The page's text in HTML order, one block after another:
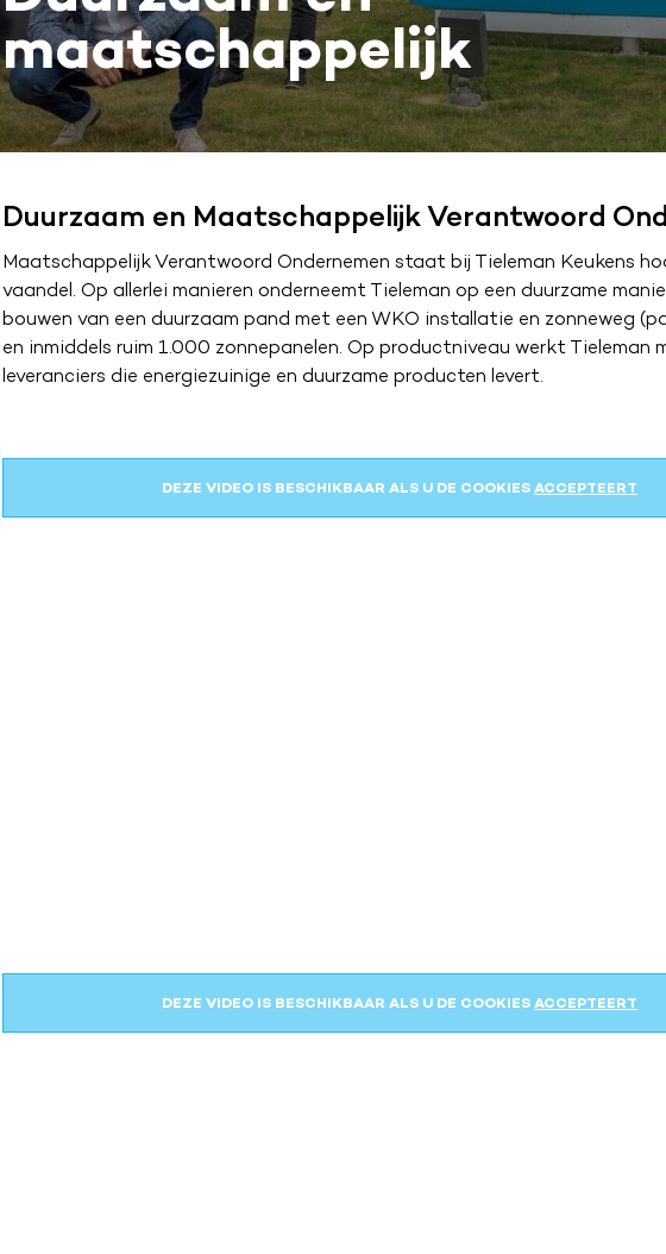
maatschappelijk
Duurzaam en Maatschappelijk Verantwoord
Maatschappelijk Verantwoord Ondernemen staat bij Tieleman Keukens
vaandel. Op allerlei manieren onderneemt Tieleman op een duurzame
bouwen van een duurzaam pand met een WKO installatie en zonneweg
en inmiddels ruim 1.000 zonnepanelen. Op productniveau werkt Tieleman
leveranciers die energiezuinige en duurzame producten levert.
DEZE VIDEO IS BESCHIKBAAR ALS U DE COOKIES ACCEPTEERT
DEZE VIDEO IS BESCHIKBAAR ALS U DE COOKIES ACCEPTEERT